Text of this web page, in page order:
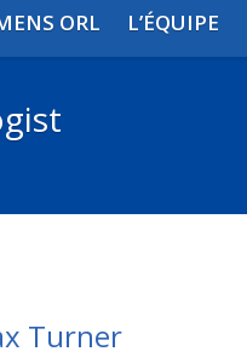
ORL L’ÉQUIPE
Turner